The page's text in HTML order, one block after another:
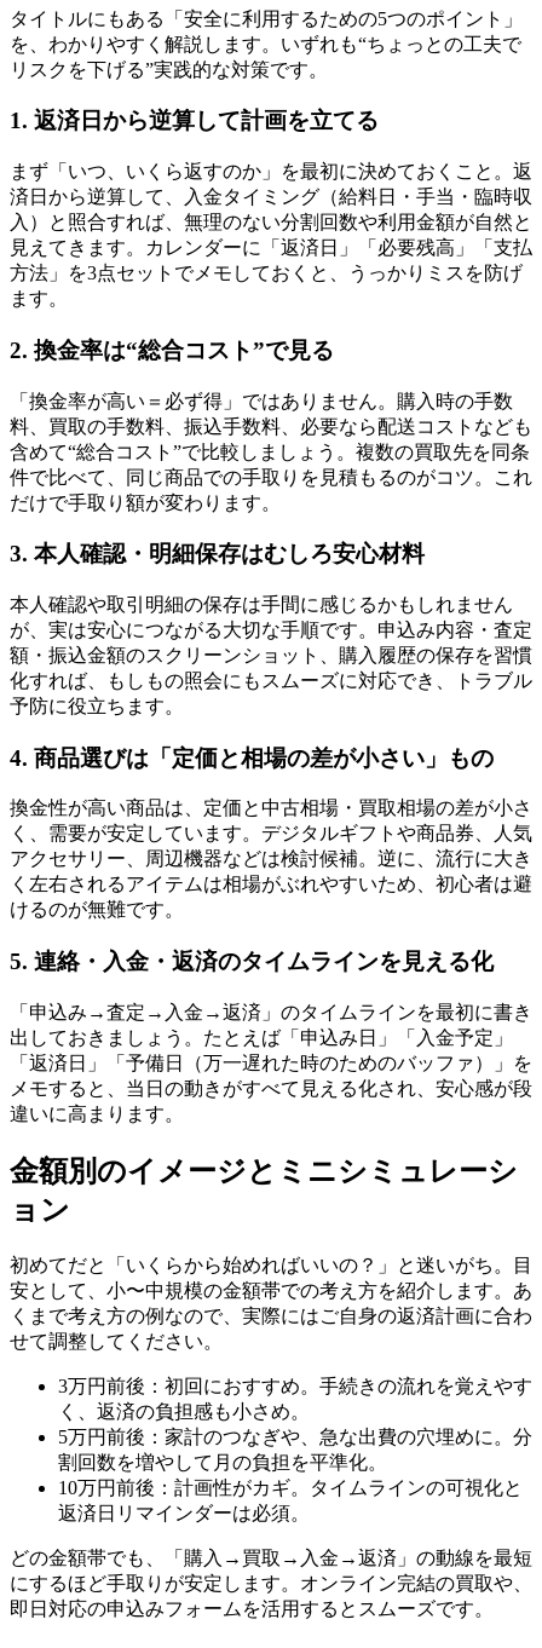
タイトルにもある「安全に利用するための5つのポイント」
を、わかりやすく解説します。いずれも“ちょっとの工夫で
リスクを下げる”実践的な対策です。
1. 返済日から逆算して計画を立てる
まず「いつ、いくら返すのか」を最初に決めておくこと。返
済日から逆算して、入金タイミング（給料日・手当・臨時収
入）と照合すれば、無理のない分割回数や利用金額が自然と
見えてきます。カレンダーに「返済日」「必要残高」「支払
方法」を3点セットでメモしておくと、うっかりミスを防げ
ます。
2. 換金率は“総合コスト”で見る
「換金率が高い＝必ず得」ではありません。購入時の手数
料、買取の手数料、振込手数料、必要なら配送コストなども
含めて“総合コスト”で比較しましょう。複数の買取先を同条
件で比べて、同じ商品での手取りを見積もるのがコツ。これ
だけで手取り額が変わります。
3. 本人確認・明細保存はむしろ安心材料
本人確認や取引明細の保存は手間に感じるかもしれません
が、実は安心につながる大切な手順です。申込み内容・査定
額・振込金額のスクリーンショット、購入履歴の保存を習慣
化すれば、もしもの照会にもスムーズに対応でき、トラブル
予防に役立ちます。
4. 商品選びは「定価と相場の差が小さい」もの
換金性が高い商品は、定価と中古相場・買取相場の差が小さ
く、需要が安定しています。デジタルギフトや商品券、人気
アクセサリー、周辺機器などは検討候補。逆に、流行に大き
く左右されるアイテムは相場がぶれやすいため、初心者は避
けるのが無難です。
5. 連絡・入金・返済のタイムラインを見える化
「申込み→査定→入金→返済」のタイムラインを最初に書き
出しておきましょう。たとえば「申込み日」「入金予定」
「返済日」「予備日（万一遅れた時のためのバッファ）」を
メモすると、当日の動きがすべて見える化され、安心感が段
違いに高まります。
金額別のイメージとミニシミュレーシ
ョン
初めてだと「いくらから始めればいいの？」と迷いがち。目
安として、小〜中規模の金額帯での考え方を紹介します。あ
くまで考え方の例なので、実際にはご自身の返済計画に合わ
せて調整してください。
3万円前後：初回におすすめ。手続きの流れを覚えやす
く、返済の負担感も小さめ。
5万円前後：家計のつなぎや、急な出費の穴埋めに。分
割回数を増やして月の負担を平準化。
10万円前後：計画性がカギ。タイムラインの可視化と
返済日リマインダーは必須。
どの金額帯でも、「購入→買取→入金→返済」の動線を最短
にするほど手取りが安定します。オンライン完結の買取や、
即日対応の申込みフォームを活用するとスムーズです。